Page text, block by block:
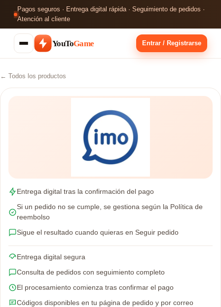
Pagos seguros · Entrega digital rápida · Seguimiento de pedidos ·
Atención al cliente
YouToGame Entrar / Registrarse
← Todos los productos
Entrega digital tras la confirmación del pago
Si un pedido no se cumple, se gestiona según la Política de
reembolso
Sigue el resultado cuando quieras en Seguir pedido
Entrega digital segura
Consulta de pedidos con seguimiento completo
El procesamiento comienza tras confirmar el pago
Códigos disponibles en tu página de pedido y por correo